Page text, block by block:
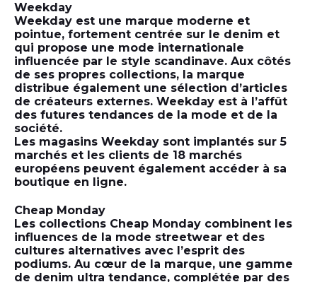
Weekday
Weekday est une marque moderne et
pointue, fortement centrée sur le denim et
qui propose une mode internationale
influencée par le style scandinave. Aux côtés
de ses propres collections, la marque
distribue également une sélection d’articles
de créateurs externes. Weekday est à l’affût
des futures tendances de la mode et de la
société.
Les magasins Weekday sont implantés sur 5
marchés et les clients de 18 marchés
européens peuvent également accéder à sa
boutique en ligne.
Cheap Monday
Les collections Cheap Monday combinent les
influences de la mode streetwear et des
cultures alternatives avec l’esprit des
podiums. Au cœur de la marque, une gamme
de denim ultra tendance, complétée par des